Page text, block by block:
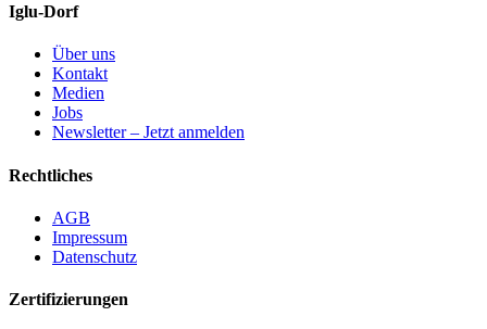
Iglu-Dorf
Über uns
Kontakt
Medien
Jobs
Newsletter – Jetzt anmelden
Rechtliches
AGB
Impressum
Datenschutz
Zertifizierungen